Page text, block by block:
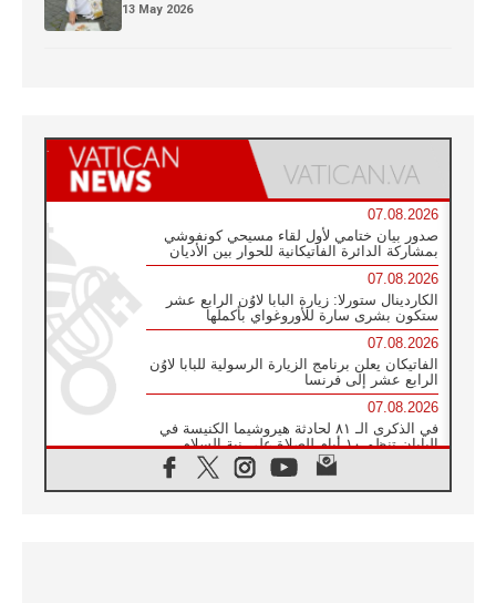
13 May 2026
07.08.2026
صدور بيان ختامي لأول لقاء مسيحي كونفوشي
بمشاركة الدائرة الفاتيكانية للحوار بين الأديان
07.08.2026
الكاردينال ستورلا: زيارة البابا لاوُن الرابع عشر
ستكون بشرى سارة للأوروغواي بأكملها
07.08.2026
الفاتيكان يعلن برنامج الزيارة الرسولية للبابا لاوُن
الرابع عشر إلى فرنسا
07.08.2026
في الذكرى الـ ٨١ لحادثة هيروشيما الكنيسة في
اليابان تنظم ١٠ أيام للصلاة على نية السلام
الكنيسة في الأوروغواي: زيارة البابا ستعزز